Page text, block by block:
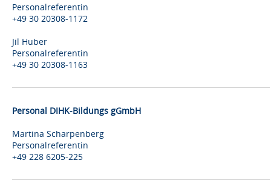
Personalreferentin
+49 30 20308-1172
Jil Huber
Personalreferentin
+49 30 20308-1163
Personal DIHK-Bildungs gGmbH
Martina Scharpenberg
Personalreferentin
+49 228 6205-225